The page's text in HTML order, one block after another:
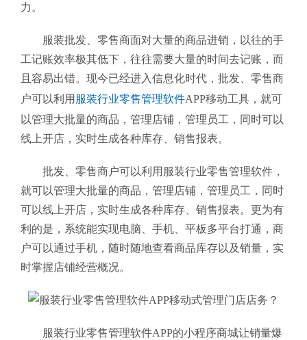
力。
服装批发、零售商面对大量的商品进销，以往的手
工记账效率极其低下，往往需要大量的时间去记账，而
且容易出错。现今已经进入信息化时代，批发、零售商
户可以利用 服装行业零售管理软件APP移动工具 ，就可
以管理大批量的商品，管理店铺，管理员工，同时可以
线上开店，实时生成各种库存、销售报表。
批发、零售商户可以利用服装行业零售管理软件 ，
就可以管理大批量的商品，管理店铺，管理员工，同时
可以线上开店，实时生成各种库存、销售报表。更为有
利的是，系统能实现电脑、手机、平板多平台打通，商
户可以通过手机，随时随地查看商品库存以及销量，实
时掌握店铺经营概况。
服装行业零售管理软件APP的小程序商城让销量爆